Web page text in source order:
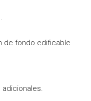
de fondo edificable
adicionales.